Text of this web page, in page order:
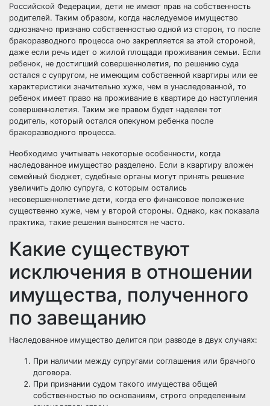
Российской Федерации, дети не имеют прав на собственность
родителей. Таким образом, когда наследуемое имущество
однозначно признано собственностью одной из сторон, то после
бракоразводного процесса оно закрепляется за этой стороной,
даже если речь идет о жилой площади проживания семьи. Если
ребенок, не достигший совершеннолетия, по решению суда
остался с супругом, не имеющим собственной квартиры или ее
характеристики значительно хуже, чем в унаследованной, то
ребенок имеет право на проживание в квартире до наступления
совершеннолетия. Таким же правом будет наделен тот
родитель, который остался опекуном ребенка после
бракоразводного процесса.
Необходимо учитывать некоторые особенности, когда
наследованное имущество разделено. Если в квартиру вложен
семейный бюджет, судебные органы могут принять решение
увеличить долю супруга, с которым остались
несовершеннолетние дети, когда его финансовое положение
существенно хуже, чем у второй стороны. Однако, как показала
практика, такие решения выносятся не часто.
Какие существуют
исключения в отношении
имущества, полученного
по завещанию
Наследованное имущество делится при разводе в двух случаях:
При наличии между супругами соглашения или брачного
договора.
При признании судом такого имущества общей
собственностью по основаниям, строго определенным